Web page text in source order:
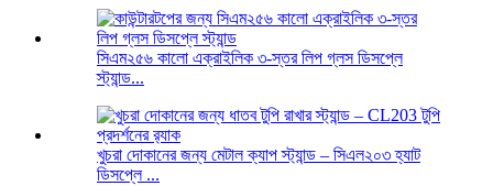
সিএম২৫৬ কালো এক্রাইলিক ৩-স্তর লিপ গ্লস ডিসপ্লে
স্ট্যান্ড...
খুচরা দোকানের জন্য মেটাল ক্যাপ স্ট্যান্ড – সিএল২০৩ হ্যাট
ডিসপ্লে ...